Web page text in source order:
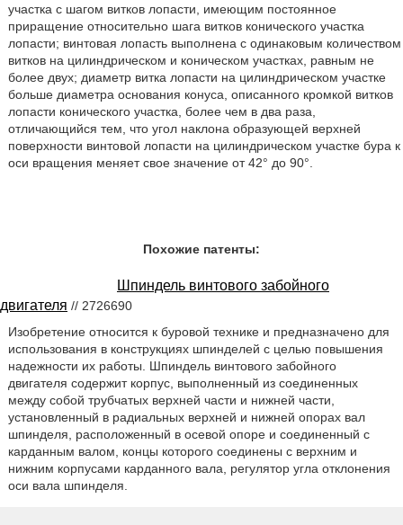
участка с шагом витков лопасти, имеющим постоянное
приращение относительно шага витков конического участка
лопасти; винтовая лопасть выполнена с одинаковым количеством
витков на цилиндрическом и коническом участках, равным не
более двух; диаметр витка лопасти на цилиндрическом участке
больше диаметра основания конуса, описанного кромкой витков
лопасти конического участка, более чем в два раза,
отличающийся тем, что угол наклона образующей верхней
поверхности винтовой лопасти на цилиндрическом участке бура к
оси вращения меняет свое значение от 42° до 90°.
Похожие патенты:
Шпиндель винтового забойного
двигателя // 2726690
Изобретение относится к буровой технике и предназначено для
использования в конструкциях шпинделей с целью повышения
надежности их работы. Шпиндель винтового забойного
двигателя содержит корпус, выполненный из соединенных
между собой трубчатых верхней части и нижней части,
установленный в радиальных верхней и нижней опорах вал
шпинделя, расположенный в осевой опоре и соединенный с
карданным валом, концы которого соединены с верхним и
нижним корпусами карданного вала, регулятор угла отклонения
оси вала шпинделя.